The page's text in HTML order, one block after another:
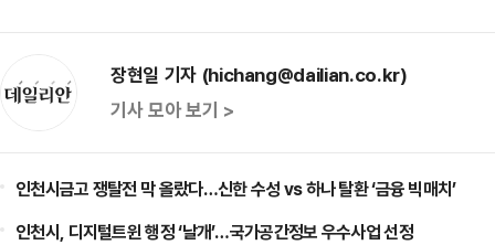
장현일 기자 (hichang@dailian.co.kr)
기사 모아 보기 >
인천시금고 쟁탈전 막 올랐다…신한 수성 vs 하나 탈환 ‘금융 빅매치’
인천시, 디지털트윈 행정 ‘날개’…국가공간정보 우수사업 선정